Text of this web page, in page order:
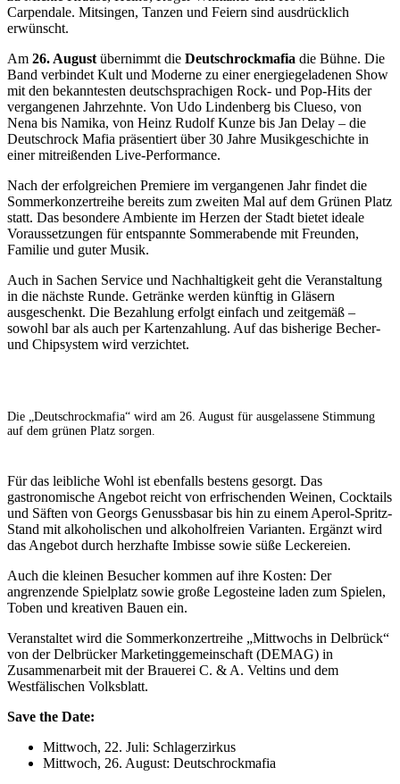
Carpendale. Mitsingen, Tanzen und Feiern sind ausdrücklich
erwünscht.
Am 26. August übernimmt die Deutschrockmafia die Bühne. Die
Band verbindet Kult und Moderne zu einer energiegeladenen Show
mit den bekanntesten deutschsprachigen Rock- und Pop-Hits der
vergangenen Jahrzehnte. Von Udo Lindenberg bis Clueso, von
Nena bis Namika, von Heinz Rudolf Kunze bis Jan Delay – die
Deutschrock Mafia präsentiert über 30 Jahre Musikgeschichte in
einer mitreißenden Live-Performance.
Nach der erfolgreichen Premiere im vergangenen Jahr findet die
Sommerkonzertreihe bereits zum zweiten Mal auf dem Grünen Platz
statt. Das besondere Ambiente im Herzen der Stadt bietet ideale
Voraussetzungen für entspannte Sommerabende mit Freunden,
Familie und guter Musik.
Auch in Sachen Service und Nachhaltigkeit geht die Veranstaltung
in die nächste Runde. Getränke werden künftig in Gläsern
ausgeschenkt. Die Bezahlung erfolgt einfach und zeitgemäß –
sowohl bar als auch per Kartenzahlung. Auf das bisherige Becher-
und Chipsystem wird verzichtet.
Die „Deutschrockmafia“ wird am 26. August für ausgelassene Stimmung
auf dem grünen Platz sorgen.
Für das leibliche Wohl ist ebenfalls bestens gesorgt. Das
gastronomische Angebot reicht von erfrischenden Weinen, Cocktails
und Säften von Georgs Genussbasar bis hin zu einem Aperol-Spritz-
Stand mit alkoholischen und alkoholfreien Varianten. Ergänzt wird
das Angebot durch herzhafte Imbisse sowie süße Leckereien.
Auch die kleinen Besucher kommen auf ihre Kosten: Der
angrenzende Spielplatz sowie große Legosteine laden zum Spielen,
Toben und kreativen Bauen ein.
Veranstaltet wird die Sommerkonzertreihe „Mittwochs in Delbrück“
von der Delbrücker Marketinggemeinschaft (DEMAG) in
Zusammenarbeit mit der Brauerei C. & A. Veltins und dem
Westfälischen Volksblatt.
Save the Date:
Mittwoch, 22. Juli: Schlagerzirkus
Mittwoch, 26. August: Deutschrockmafia